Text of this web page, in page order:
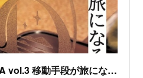
BRANCH_HIROSHIMA vol.3 移動手段が旅になる - わたのはらブース - BOOTH